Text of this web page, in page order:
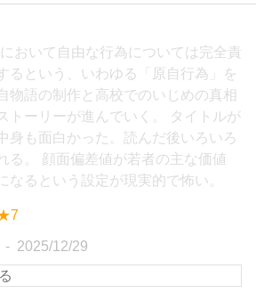
において自由な行為については完全責
るという、いわゆる「原自行為」を
物語の制作と高校でのいじめの真相
トーリーが進んでいく。 タイトルが
身も面白かった。読んだ後いろいろ
る。 顔面偏差値が若者の主な価値
なるという設定が現実的で怖い。
2025/12/29